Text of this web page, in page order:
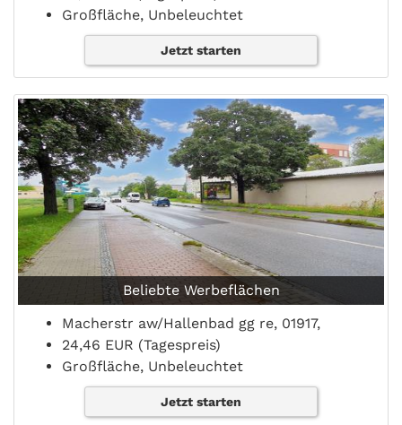
Großfläche, Unbeleuchtet
Jetzt starten
Beliebte Werbeflächen
Macherstr aw/Hallenbad gg re, 01917,
24,46 EUR (Tagespreis)
Großfläche, Unbeleuchtet
Jetzt starten